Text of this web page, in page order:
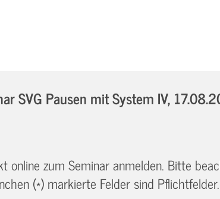
SVG Pausen mit System IV,
online zum Seminar anmelden. Bitte
(*) markierte Felder sind Pflichtfelder.